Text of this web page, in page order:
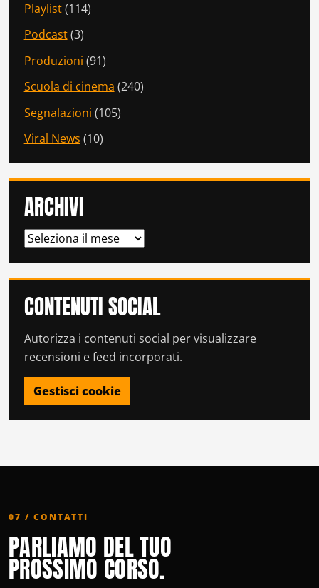
Playlist(114)
Podcast(3)
Produzioni (91)
Scuola di cinema (240)
Segnalazioni (105)
Viral News (10)
ARCHIVI
ARCHIVI
CONTENUTI SOCIAL
Autorizza i contenuti social per visualizzare
recensioni e feed incorporati.
Gestisci cookie
07 / CONTATTI
PARLIAMO DEL TUO
PROSSIMO CORSO.